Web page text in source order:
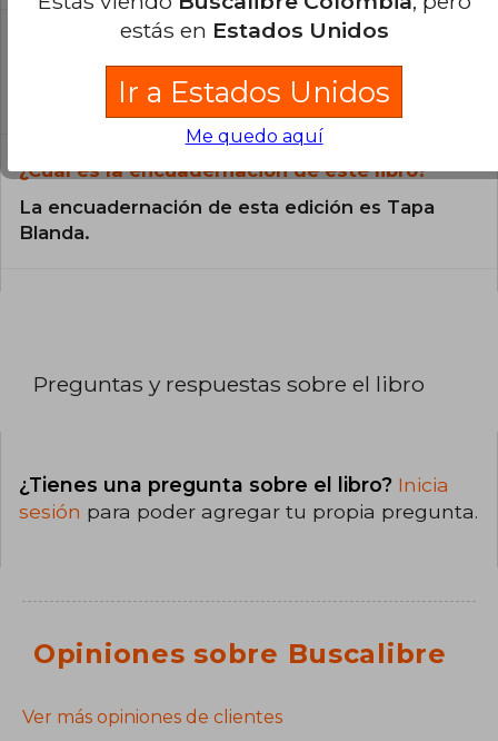
¿En qué Idioma está escrito el
El libro está escrito en Español.
¿Cuál es la encuadernación de este libro?
La encuadernación de esta edición es Tapa
Blanda.
Preguntas y respuestas sobre el libro
¿Tienes una pregunta sobre el libro? Inicia
sesión para poder agregar tu propia pregunta.
Opiniones sobre Buscalibre
Ver más opiniones de clientes
estás en Estados Unidos
Ir a Estados Unidos
Me quedo aquí